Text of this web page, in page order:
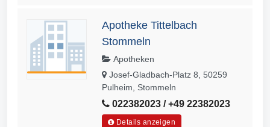
Apotheke Tittelbach
Stommeln
Apotheken
Josef-Gladbach-Platz 8, 50259
Pulheim, Stommeln
022382023 / +49 22382023
Details anzeigen